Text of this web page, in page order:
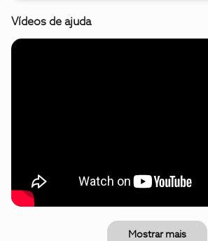
Vídeos de ajuda
Mostrar mais